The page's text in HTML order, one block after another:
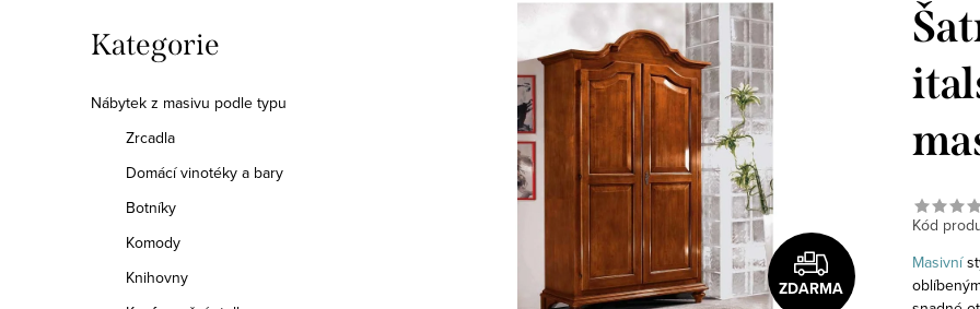
o
s
Přeskočit
kategorie
Kategorie
Nábytek z masivu podle typu
Zrcadla
Domácí vinotéky a bary
Botníky
Komody
Knihovny
ZDARMA
Kód
Masivní